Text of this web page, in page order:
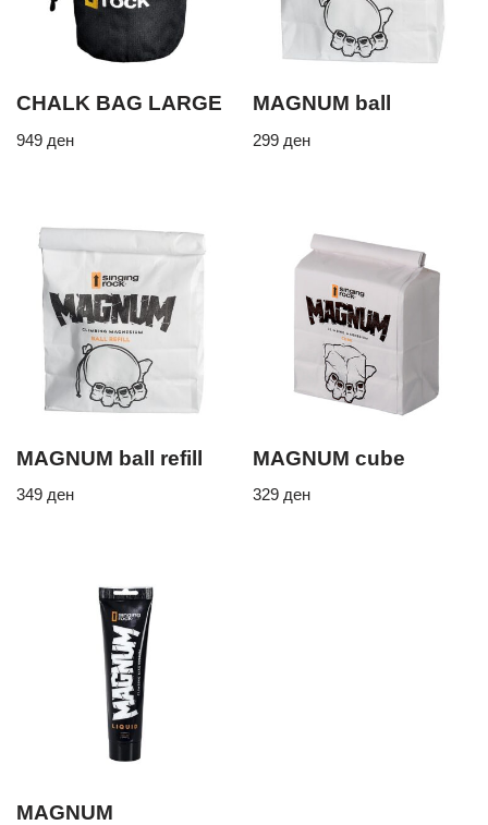
CHALK BAG LARGE
949 ден
MAGNUM ball
299 ден
MAGNUM ball refill
349 ден
MAGNUM cube
329 ден
MAGNUM